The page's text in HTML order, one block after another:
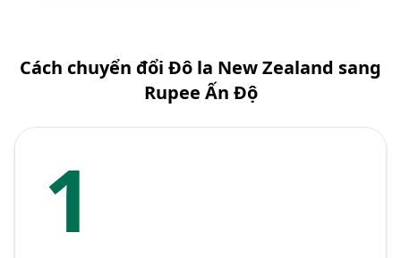
Cách chuyển đổi Đô la New Zealand sang
Rupee Ấn Độ
1